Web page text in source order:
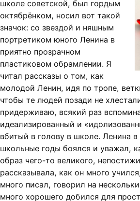
школе советской, был гордым
октябрёнком, носил вот такой
значок: со звездой и няшным
портретиком юного Ленина в
приятно прозрачном
пластиковом обрамлении. Я
читал рассказы о том, как
молодой Ленин, идя по тропе,
чтобы те людей позади не
придерживаю, всякий раз
идеализированный и
вбитый в голову в школе. Ленина
школьные годы боялся и уважал,
образ чего-то великого,
рассказывала, как он много
много писал, говорил на
много хорошего добился для